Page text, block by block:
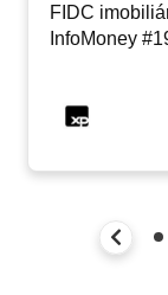
FIDC
InfoMoney